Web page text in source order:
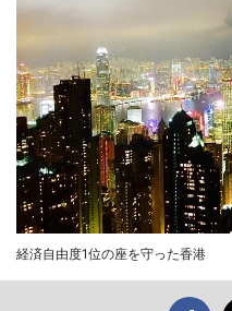
経済自由度1位の座を守った香港